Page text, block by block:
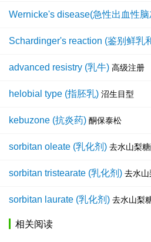
Wernicke's disease(急性出血性
Schardinger's reaction (鉴别鲜乳
advanced resistry (乳牛) 高级注册
helobial type (指胚乳) 沼生目型
kebuzone (抗炎药) 酮保泰松
sorbitan oleate (乳化剂) 去水山梨
sorbitan tristearate (乳化剂) 去水
sorbitan laurate (乳化剂) 去水山梨
相关阅读